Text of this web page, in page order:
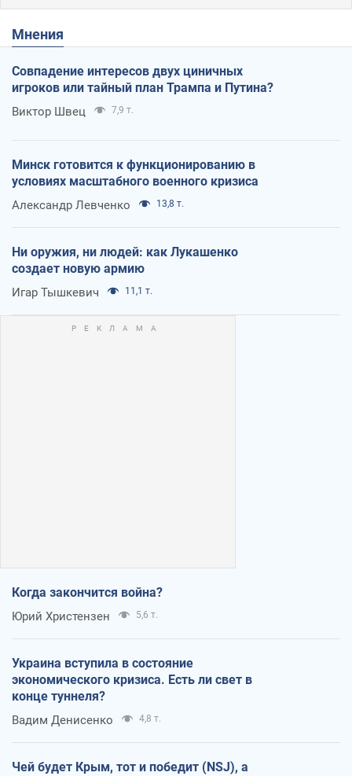
Мнения
Совпадение интересов двух циничных
игроков или тайный план Трампа и Путина?
Виктор Швец 7,9 т.
Минск готовится к функционированию в
условиях масштабного военного кризиса
Александр Левченко 13,8 т.
Ни оружия, ни людей: как Лукашенко
создает новую армию
Игар Тышкевич 11,1 т.
Когда закончится война?
Юрий Христензен 5,6 т.
Украина вступила в состояние
экономического кризиса. Есть ли свет в
конце туннеля?
Вадим Денисенко 4,8 т.
Чей будет Крым, тот и победит (NSJ), а